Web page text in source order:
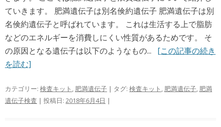
ていきます。 肥満遺伝子は別名倹約遺伝子 肥満遺伝子は別
名倹約遺伝子と呼ばれています。 これは生活する上で脂肪
などのエネルギーを消費しにくい性質があるためです。 そ
の原因となる遺伝子は以下のようなもの... [この記事の続き
を読む]
カテゴリー: 検査キット , 肥満遺伝子 | タグ: 検査キット , 肥満遺伝子, 肥満
遺伝子検査 | 投稿日: 2018年6月4日 |